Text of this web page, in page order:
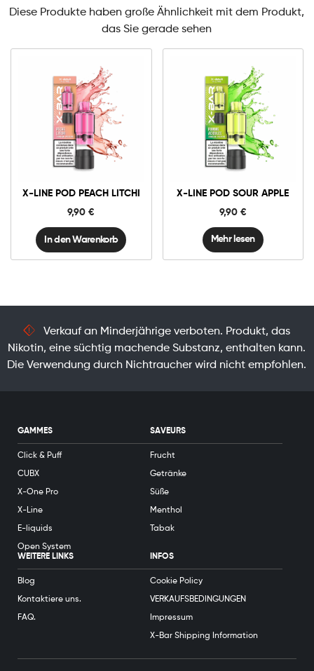
Diese Produkte haben große Ähnlichkeit mit dem Produkt,
das Sie gerade sehen
X-LINE POD PEACH LITCHI
9,90€
10mg 20mg
X-
Line
Menge
In den Warenkorb
X-LINE POD SOUR APPLE
9,90 €
Mehr lesen
Verkauf an Minderjährige verboten. Produkt, das
Nikotin, eine süchtig machende Substanz, enthalten kann.
Die Verwendung durch Nichtraucher wird nicht empfohlen.
GAMMES
Click & Puff
CUBX
X-One Pro
X-Line
E-liquids
Open System
SAVEURS
Frucht
Getränke
Süße
Menthol
Tabak
WEITERE LINKS
Blog
Kontaktiere uns.
FAQ.
INFOS
Cookie Policy
VERKAUFSBEDINGUNGEN
Impressum
X-Bar Shipping Information